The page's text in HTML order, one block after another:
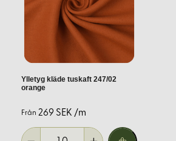
erbjuder högkvalitativa tyger och
Ylletyg kläde tuskaft 247/02
orange
Från 269 SEK /m